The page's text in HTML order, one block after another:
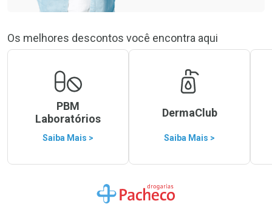
Os melhores descontos você encontra aqui
PBM
Laboratórios
Saiba Mais >
DermaClub
Saiba Mais >
Ir para a Home